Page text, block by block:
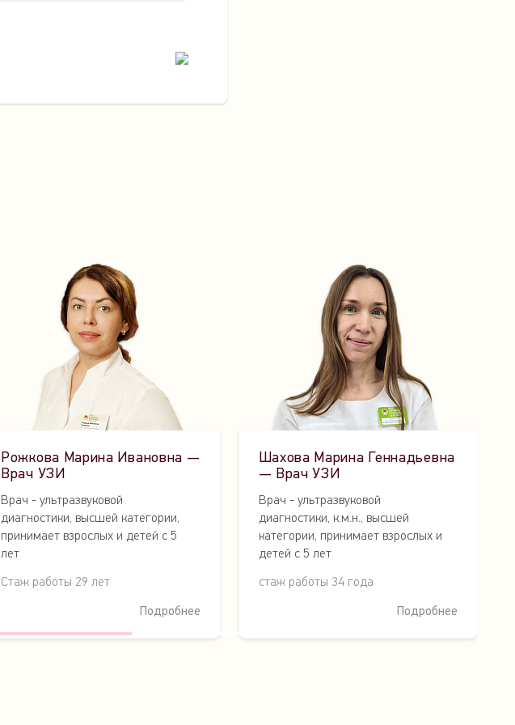
Рожкова Марина Ивановна —
Врач УЗИ
Врач - ультразвуковой
диагностики, высшей категории,
принимает взрослых и детей с 5
лет
Стаж работы 29 лет
Подробнее
Шахова Марина Геннадьевна
— Врач УЗИ
Врач - ультразвуковой
диагностики, к.м.н., высшей
категории, принимает взрослых и
детей с 5 лет
стаж работы 34 года
Подробнее